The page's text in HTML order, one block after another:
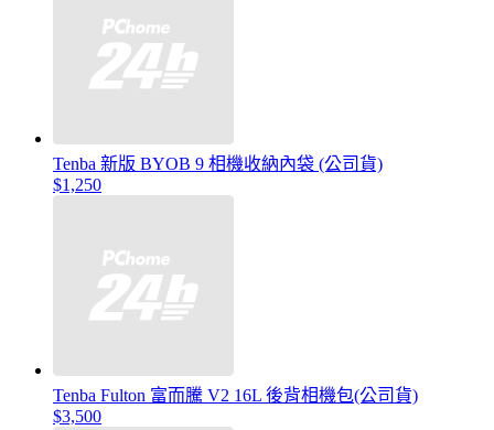
Tenba 新版 BYOB 9 相機收納內袋 (公司貨)
$1,250
Tenba Fulton 富而騰 V2 16L 後背相機包(公司貨)
$3,500